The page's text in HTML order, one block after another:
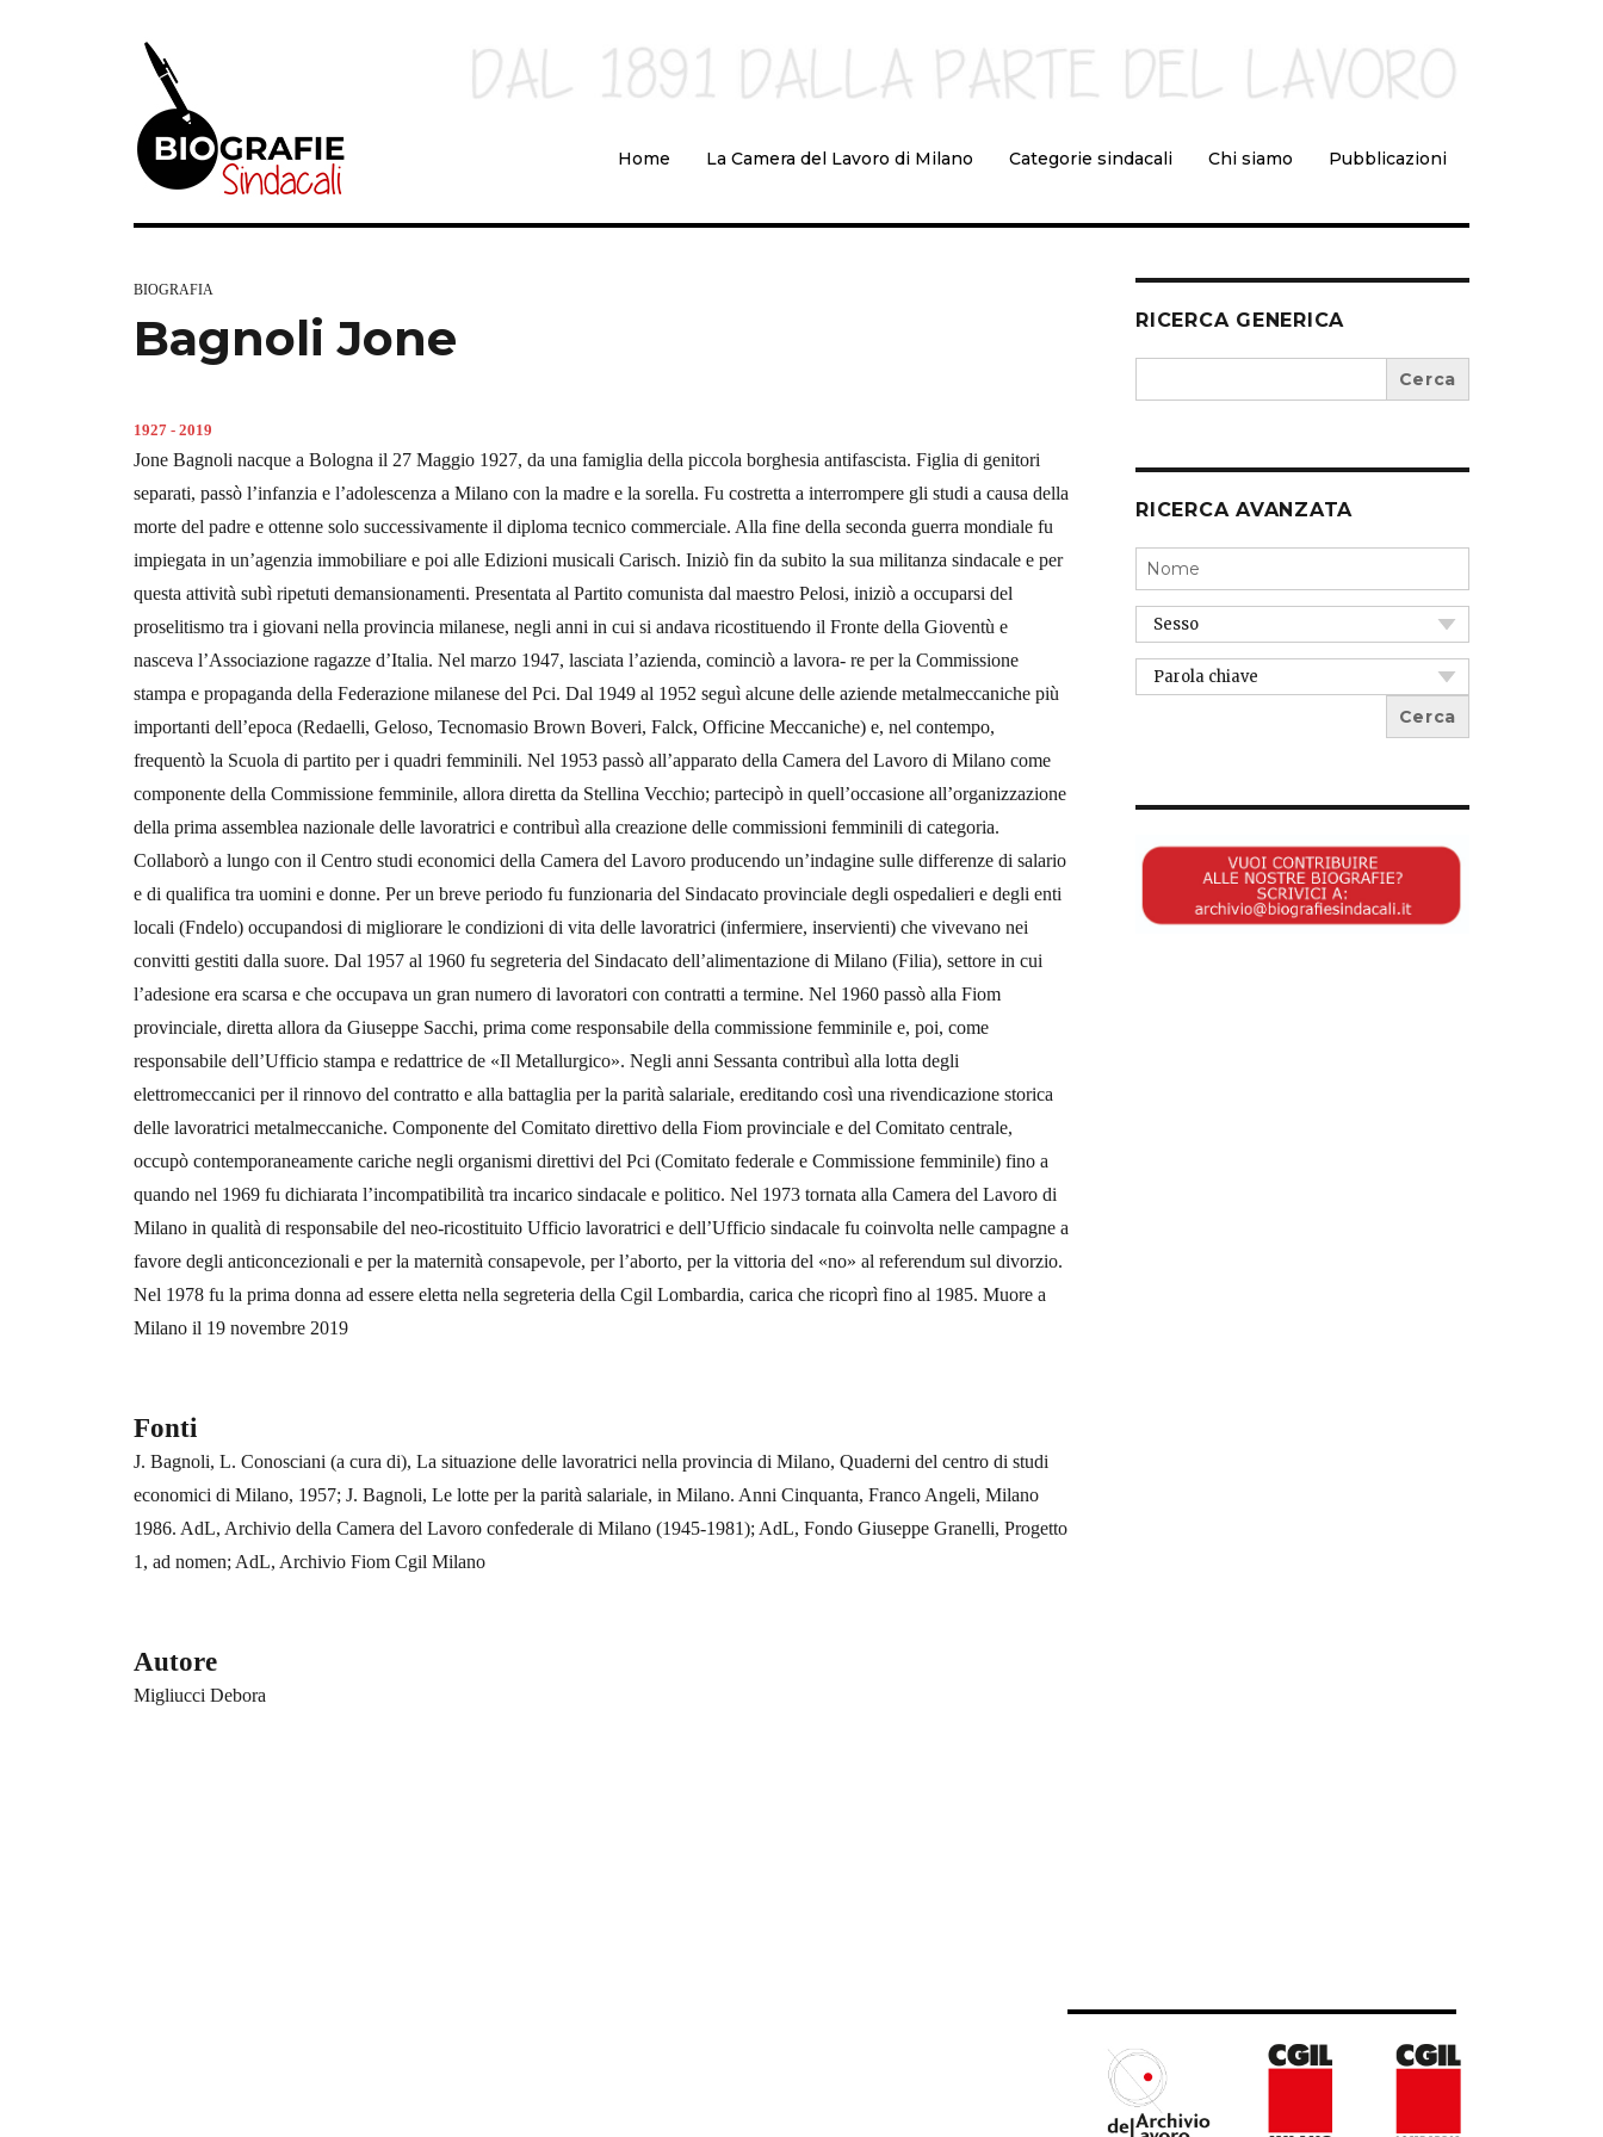
Home La Camera del Lavoro di Milano Categorie sindacali Chi siamo Pubblicazioni
BIOGRAFIA
Bagnoli Jone
1927 - 2019
Jone Bagnoli nacque a Bologna il 27 Maggio 1927, da una famiglia della piccola borghesia antifascista. Figlia di genitori
separati, passò l’infanzia e l’adolescenza a Milano con la madre e la sorella. Fu costretta a interrompere gli studi a causa della
morte del padre e ottenne solo successivamente il diploma tecnico commerciale. Alla fine della seconda guerra mondiale fu
impiegata in un’agenzia immobiliare e poi alle Edizioni musicali Carisch. Iniziò fin da subito la sua militanza sindacale e per
questa attività subì ripetuti demansionamenti. Presentata al Partito comunista dal maestro Pelosi, iniziò a occuparsi del
proselitismo tra i giovani nella provincia milanese, negli anni in cui si andava ricostituendo il Fronte della Gioventù e
nasceva l’Associazione ragazze d’Italia. Nel marzo 1947, lasciata l’azienda, cominciò a lavora- re per la Commissione
stampa e propaganda della Federazione milanese del Pci. Dal 1949 al 1952 seguì alcune delle aziende metalmeccaniche più
importanti dell’epoca (Redaelli, Geloso, Tecnomasio Brown Boveri, Falck, Officine Meccaniche) e, nel contempo,
frequentò la Scuola di partito per i quadri femminili. Nel 1953 passò all’apparato della Camera del Lavoro di Milano come
componente della Commissione femminile, allora diretta da Stellina Vecchio; partecipò in quell’occasione all’organizzazione
della prima assemblea nazionale delle lavoratrici e contribuì alla creazione delle commissioni femminili di categoria.
Collaborò a lungo con il Centro studi economici della Camera del Lavoro producendo un’indagine sulle differenze di salario
e di qualifica tra uomini e donne. Per un breve periodo fu funzionaria del Sindacato provinciale degli ospedalieri e degli enti
locali (Fndelo) occupandosi di migliorare le condizioni di vita delle lavoratrici (infermiere, inservienti) che vivevano nei
convitti gestiti dalla suore. Dal 1957 al 1960 fu segreteria del Sindacato dell’alimentazione di Milano (Filia), settore in cui
l’adesione era scarsa e che occupava un gran numero di lavoratori con contratti a termine. Nel 1960 passò alla Fiom
provinciale, diretta allora da Giuseppe Sacchi, prima come responsabile della commissione femminile e, poi, come
responsabile dell’Ufficio stampa e redattrice de «Il Metallurgico». Negli anni Sessanta contribuì alla lotta degli
elettromeccanici per il rinnovo del contratto e alla battaglia per la parità salariale, ereditando così una rivendicazione storica
delle lavoratrici metalmeccaniche. Componente del Comitato direttivo della Fiom provinciale e del Comitato centrale,
occupò contemporaneamente cariche negli organismi direttivi del Pci (Comitato federale e Commissione femminile) fino a
quando nel 1969 fu dichiarata l’incompatibilità tra incarico sindacale e politico. Nel 1973 tornata alla Camera del Lavoro di
Milano in qualità di responsabile del neo-ricostituito Ufficio lavoratrici e dell’Ufficio sindacale fu coinvolta nelle campagne a
favore degli anticoncezionali e per la maternità consapevole, per l’aborto, per la vittoria del «no» al referendum sul divorzio.
Nel 1978 fu la prima donna ad essere eletta nella segreteria della Cgil Lombardia, carica che ricoprì fino al 1985. Muore a
Milano il 19 novembre 2019
Fonti
J. Bagnoli, L. Conosciani (a cura di), La situazione delle lavoratrici nella provincia di Milano, Quaderni del centro di studi
economici di Milano, 1957; J. Bagnoli, Le lotte per la parità salariale, in Milano. Anni Cinquanta, Franco Angeli, Milano
1986. AdL, Archivio della Camera del Lavoro confederale di Milano (1945-1981); AdL, Fondo Giuseppe Granelli, Progetto
1, ad nomen; AdL, Archivio Fiom Cgil Milano
Autore
Migliucci Debora
RICERCA GENERICA
Search
RICERCA AVANZATA
Nome:
Sesso:
Parola
chiave: